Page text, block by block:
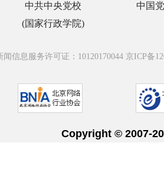
中共中央党校
(国家行政学院)
中国
闻信息服务许可证：10120170044 京ICP备
Copyright © 2007-